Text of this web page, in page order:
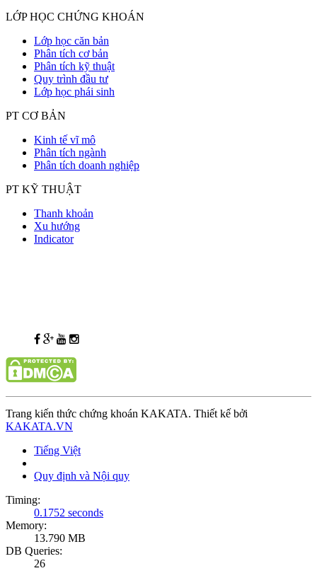
LỚP HỌC CHỨNG KHOÁN
Lớp học căn bản
Phân tích cơ bản
Phân tích kỹ thuật
Quy trình đầu tư
Lớp học phái sinh
PT CƠ BẢN
Kinh tế vĩ mô
Phân tích ngành
Phân tích doanh nghiệp
PT KỸ THUẬT
Thanh khoản
Xu hướng
Indicator
Trang kiến thức chứng khoán KAKATA. Thiết kế bởi
KAKATA.VN
Tiếng Việt
Quy định và Nội quy
Timing:
0.1752 seconds
Memory:
13.790 MB
DB Queries:
26